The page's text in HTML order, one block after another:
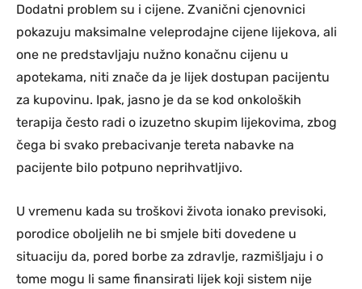
Dodatni problem su i cijene. Zvanični cjenovnici
pokazuju maksimalne veleprodajne cijene lijekova, ali
one ne predstavljaju nužno konačnu cijenu u
apotekama, niti znače da je lijek dostupan pacijentu
za kupovinu. Ipak, jasno je da se kod onkoloških
terapija često radi o izuzetno skupim lijekovima, zbog
čega bi svako prebacivanje tereta nabavke na
pacijente bilo potpuno neprihvatljivo.
U vremenu kada su troškovi života ionako previsoki,
porodice oboljelih ne bi smjele biti dovedene u
situaciju da, pored borbe za zdravlje, razmišljaju i o
tome mogu li same finansirati lijek koji sistem nije